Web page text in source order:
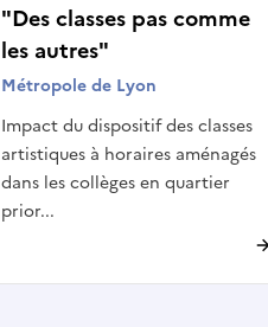
"Des classes pas comme
les autres"
Métropole de Lyon
Impact du dispositif des classes
artistiques à horaires aménagés
dans les collèges en quartier
prior...